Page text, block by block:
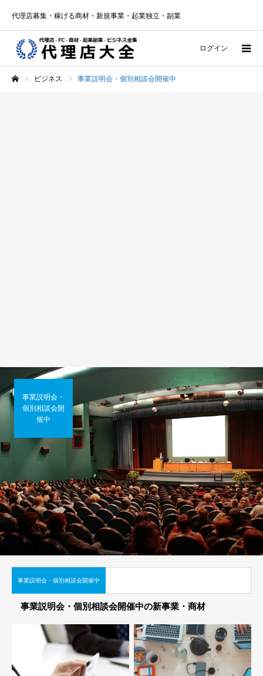
代理店募集・稼げる商材・新規事業・起業独立・副業
ログイン
ビジネス 事業説明会・個別相談会開催中
事業説明会・
個別相談会開
催中
事業説明会・個別相談会開催中
事業説明会・個別相談会開催中の新事業・商材